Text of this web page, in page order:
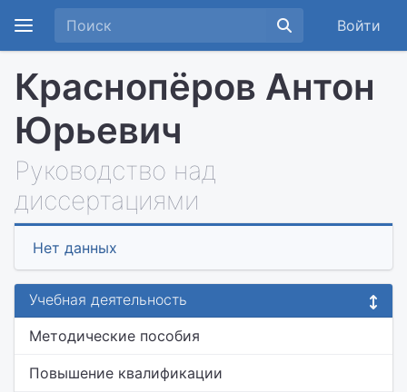
Войти
Краснопёров Антон
Юрьевич
Руководство над
диссертациями
Нет данных
Учебная деятельность
Методические пособия
Повышение квалификации